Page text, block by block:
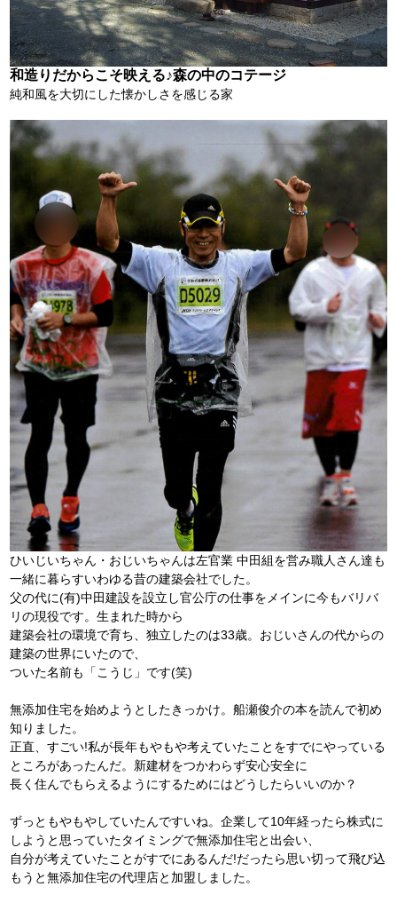
和造りだからこそ映える♪森の中のコテージ
純和風を大切にした懐かしさを感じる家
ひいじいちゃん・おじいちゃんは左官業 中田組を営み職人さん達も
一緒に暮らすいわゆる昔の建築会社でした。
父の代に(有)中田建設を設立し官公庁の仕事をメインに今もバリバ
リの現役です。生まれた時から
建築会社の環境で育ち、独立したのは33歳。おじいさんの代からの
建築の世界にいたので、
ついた名前も「こうじ」です(笑)
無添加住宅を始めようとしたきっかけ。船瀬俊介の本を読んで初め
知りました。
正直、すごい!私が長年もやもや考えていたことをすでにやっている
ところがあったんだ。新建材をつかわらず安心安全に
長く住んでもらえるようにするためにはどうしたらいいのか？
ずっともやもやしていたんですいね。企業して10年経ったら株式に
しようと思っていたタイミングで無添加住宅と出会い、
自分が考えていたことがすでにあるんだ!だったら思い切って飛び込
もうと無添加住宅の代理店と加盟しました。